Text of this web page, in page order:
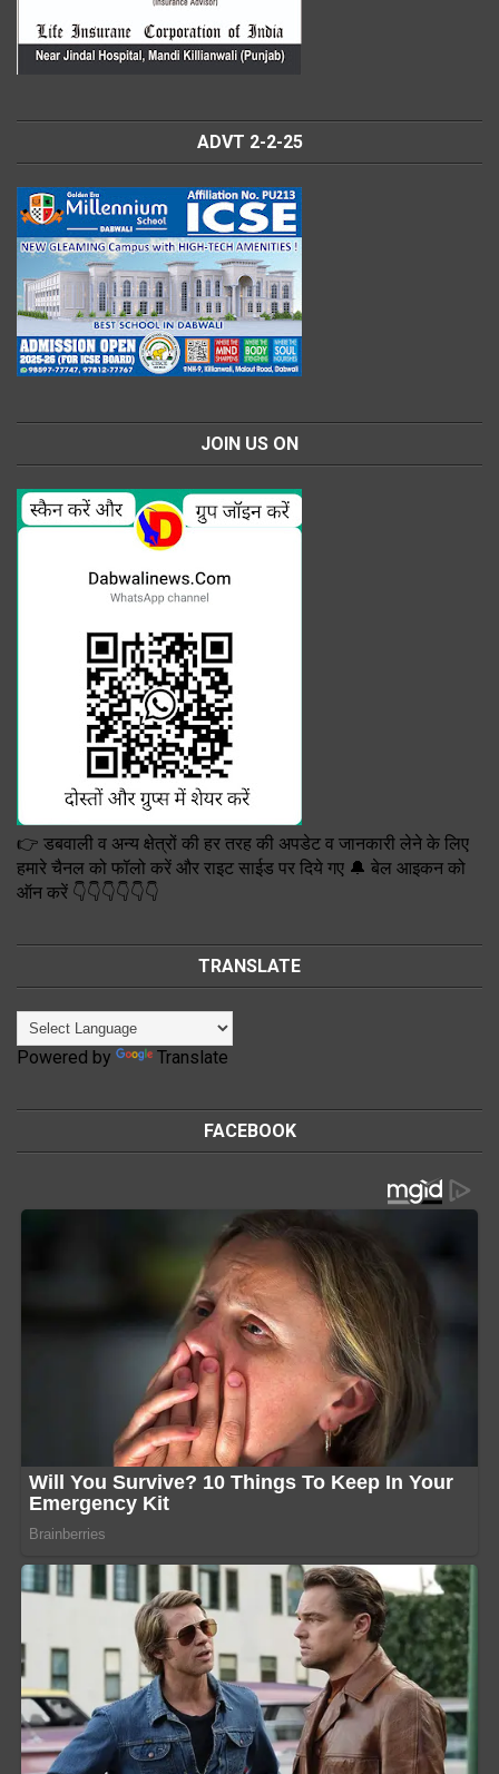
ADVT 2-2-25
JOIN US ON
👉 डबवाली व अन्य क्षेत्रों की हर तरह की अपडेट व जानकारी लेने के लिए
हमारे चैनल को फॉलो करें और राइट साईड पर दिये गए 🔔 बेल आइकन को
ऑन करें 👇👇👇👇👇👇
TRANSLATE
Powered by Translate
FACEBOOK